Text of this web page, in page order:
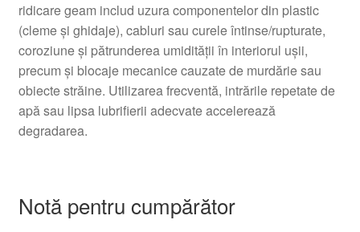
ridicare geam includ uzura componentelor din plastic
(cleme și ghidaje), cabluri sau curele întinse/rupturate,
coroziune și pătrunderea umidității în interiorul ușii,
precum și blocaje mecanice cauzate de murdărie sau
obiecte străine. Utilizarea frecventă, intrările repetate de
apă sau lipsa lubrifierii adecvate accelerează
degradarea.
Notă pentru cumpărător